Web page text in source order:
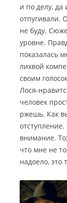
и по делу,
отпугивали.
не буду.
уровне.
показалась
лихвой
своим
Лося-
человек
ржешь. Как
внимание.
что мне не
надоело, это